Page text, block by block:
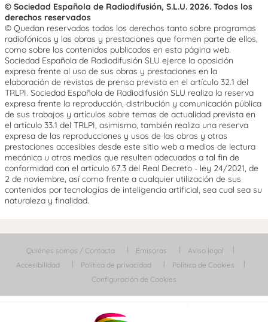
© Sociedad Española de Radiodifusión, S.L.U. 2026. Todos los
derechos reservados
© Quedan reservados todos los derechos tanto sobre programas
radiofónicos y las obras y prestaciones que formen parte de ellos,
como sobre los contenidos publicados en esta página web.
Sociedad Española de Radiodifusión SLU ejerce la oposición
expresa frente al uso de sus obras y prestaciones en la
elaboración de revistas de prensa prevista en el artículo 32.1 del
TRLPI. Sociedad Española de Radiodifusión SLU realiza la reserva
expresa frente la reproducción, distribución y comunicación pública
de sus trabajos y artículos sobre temas de actualidad prevista en
el artículo 33.1 del TRLPI, asimismo, también realiza una reserva
expresa de las reproducciones y usos de las obras y otras
prestaciones accesibles desde este sitio web a medios de lectura
mecánica u otros medios que resulten adecuados a tal fin de
conformidad con el artículo 67.3 del Real Decreto - ley 24/2021, de
2 de noviembre, así como frente a cualquier utilización de sus
contenidos por tecnologías de inteligencia artificial, sea cual sea su
naturaleza y finalidad.
Quiénes somos / Contacta Emisoras
Aviso legal
Accesibilidad
Política de privacidad
Política de Cookies
Configuración de Cookies